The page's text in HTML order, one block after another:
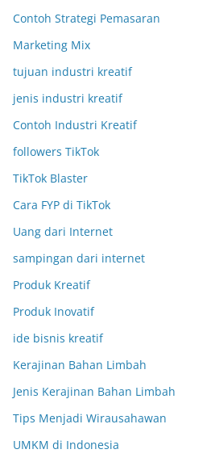
Contoh Strategi Pemasaran
Marketing Mix
tujuan industri kreatif
jenis industri kreatif
Contoh Industri Kreatif
followers TikTok
TikTok Blaster
Cara FYP di TikTok
Uang dari Internet
sampingan dari internet
Produk Kreatif
Produk Inovatif
ide bisnis kreatif
Kerajinan Bahan Limbah
Jenis Kerajinan Bahan Limbah
Tips Menjadi Wirausahawan
UMKM di Indonesia